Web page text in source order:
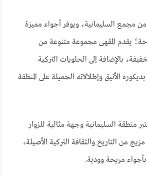
من مجمع السليمانية، ويوفر أجواء مميزة
يقدم المقهى مجموعة متنوعة من
بالإضافة إلى الحلويات التركية
بديكوره الأنيق وإطلالاته الجميلة على المنطقة
منطقة السليمانية وجهة مثالية للزوار
من التاريخ والثقافة التركية الأصيلة،
بأجواء مريحة وودية.